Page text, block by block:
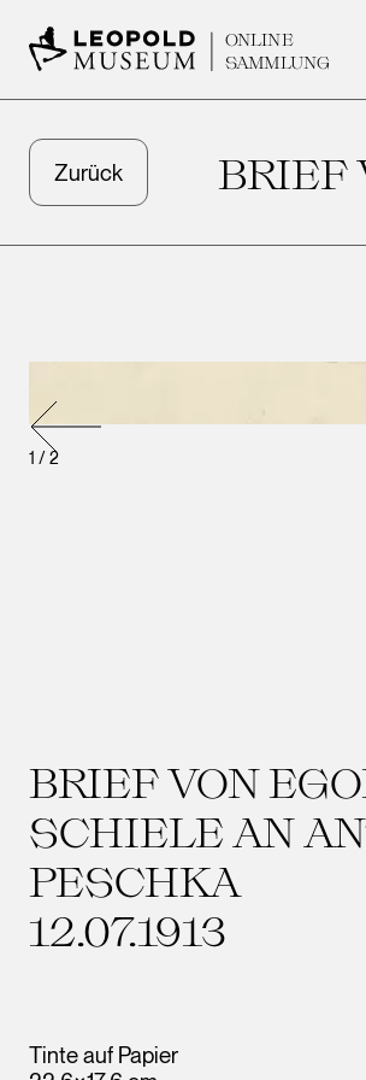
ONLINE
SAMMLUNG
Zurück BRIEF
1 /2
BRIEF VON
SCHIELE AN
PESCHKA
12.07.1913
Tinte auf Papier